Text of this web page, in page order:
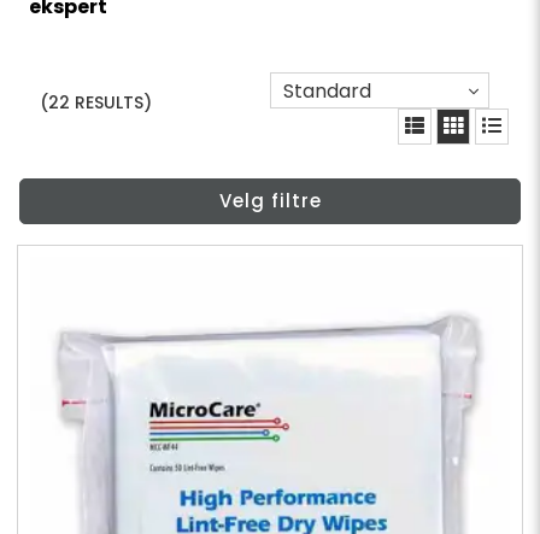
ekspert
(22 RESULTS) Standard
Velg filtre